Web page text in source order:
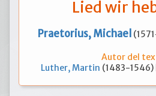
Lied wir
Praetorius, Michael
Autor del
Luther, Martin (1483-1546)